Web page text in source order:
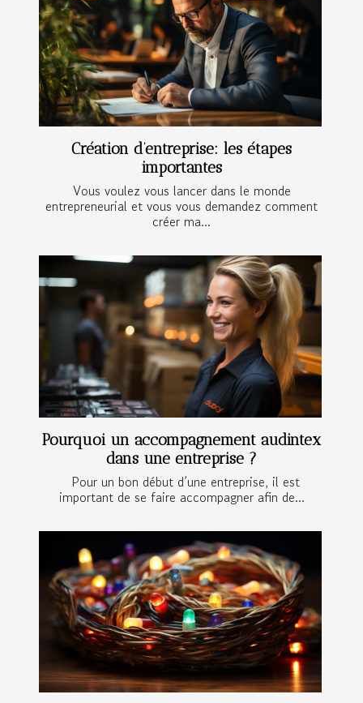
Création d’entreprise: les étapes
importantes
Vous voulez vous lancer dans le monde
entrepreneurial et vous vous demandez comment
créer ma...
Pourquoi un accompagnement audintex
dans une entreprise ?
Pour un bon début d’une entreprise, il est
important de se faire accompagner afin de...